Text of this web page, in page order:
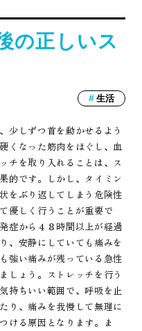
の正しいス
生活
少しずつ首を動かせるよう
くなった筋肉をほぐし、血
チを取り入れることは、ス
的です。しかし、タイミン
をぶり返してしまう危険性
優しく行うことが重要で
症から４８時間以上が経過
、安静にしていても痛みを
強い痛みが残っている急性
しょう。ストレッチを行う
持ちいい範囲で、呼吸を止
り、痛みを我慢して無理に
ける原因となります。ま